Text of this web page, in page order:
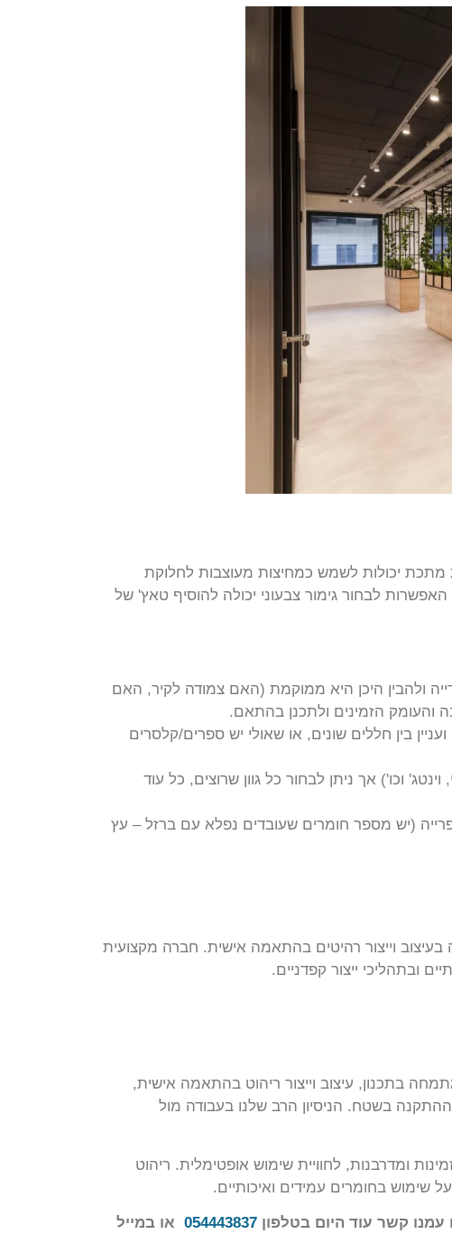
מתכת יכולות לשמש כמחיצות מעוצבות לחלוקת
לבחור גימור צבעוני יכולה להוסיף טאץ' של
ולהבין היכן היא ממוקמת (האם צמודה לקיר, האם
הזמינים ולתכנן בהתאם.
בין חללים שונים, או שאולי יש ספרים/קלסרים
וכו') אך ניתן לבחור כל גוון שרוצים, כל עוד
(יש מספר חומרים שעובדים נפלא עם ברזל – עץ
וייצור רהיטים בהתאמה אישית. חברה מקצועית
ובתהליכי ייצור קפדניים.
בתחום הריהוט המשרדי המעוצב, אשר נוסדה בשנת 2016. החברה מתמחה בתכנון, עיצוב וייצור ריהוט בהתאמה אישית,
בשטח. הניסיון הרב שלנו בעבודה מול
ומדרבנות, לחוויית שימוש אופטימלית. ריהוט
שימוש בחומרים עמידים ואיכותיים.
קשר עוד היום בטלפון 054443837 או במייל